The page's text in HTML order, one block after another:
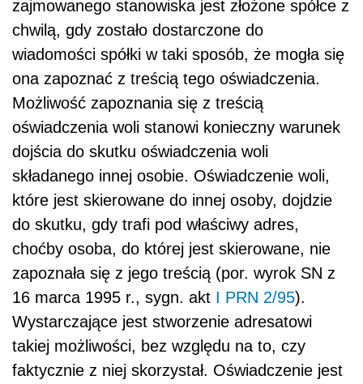
zajmowanego stanowiska jest złożone spółce z
chwilą, gdy zostało dostarczone do
wiadomości spółki w taki sposób, że mogła się
ona zapoznać z treścią tego oświadczenia.
Możliwość zapoznania się z treścią
oświadczenia woli stanowi konieczny warunek
dojścia do skutku oświadczenia woli
składanego innej osobie. Oświadczenie woli,
które jest skierowane do innej osoby, dojdzie
do skutku, gdy trafi pod właściwy adres,
choćby osoba, do której jest skierowane, nie
zapoznała się z jego treścią (por. wyrok SN z
16 marca 1995 r., sygn. akt I PRN 2/95).
Wystarczające jest stworzenie adresatowi
takiej możliwości, bez względu na to, czy
faktycznie z niej skorzystał. Oświadczenie jest